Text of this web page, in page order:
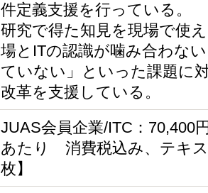
件定義支援を行っている。
研究で得た知見を現場で使
場とITの認識が噛み合わな
ていない」といった課題に
改革を支援している。
JUAS会員企業/ITC：70,400
あたり 消費税込み、テキ
枚】